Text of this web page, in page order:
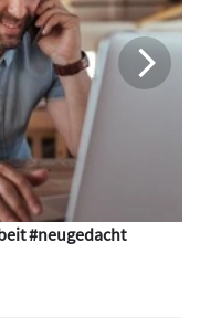
#neugedacht